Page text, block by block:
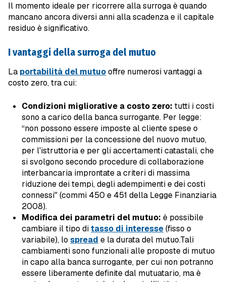
Il momento ideale per ricorrere alla surroga è quando
mancano ancora diversi anni alla scadenza e il capitale
residuo è significativo.
I vantaggi della surroga del mutuo
La portabilità del mutuooffre numerosi vantaggi a
costo zero, tra cui:
Condizioni migliorative a costo zero: tutti i costi
sono a carico della banca surrogante. Per legge:
“non possono essere imposte al cliente spese o
commissioni per la concessione del nuovo mutuo,
per l'istruttoria e per gli accertamenti catastali, che
si svolgono secondo procedure di collaborazione
interbancaria improntate a criteri di massima
riduzione dei tempi, degli adempimenti e dei costi
connessi" (commi 450 e 451 della Legge Finanziaria
2008).
Modifica dei parametri del mutuo: è possibile
cambiare il tipo ditasso di interesse(fisso o
variabile), lospread e la durata del mutuo.Tali
cambiamenti sono funzionali alle proposte di mutuo
in capo alla banca surrogante, per cui non potranno
essere liberamente definite dal mutuatario, ma è